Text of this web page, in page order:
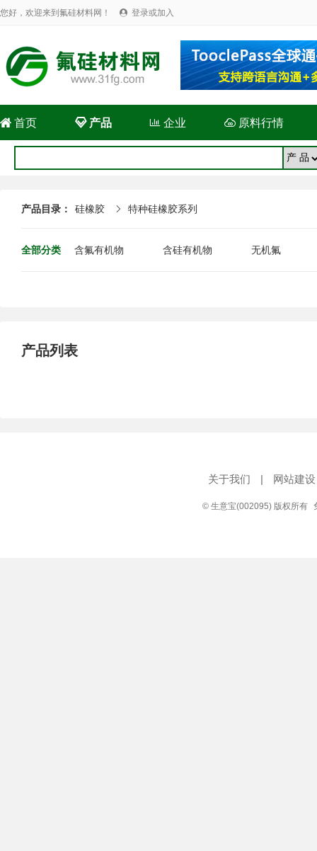
您好，欢迎来到氟硅材料网！  登录或加入
 首页 产品  企业 原料行情
产品目录： 硅橡胶  特种硅橡胶系列
全部分类 含氟有机物 含硅有机物 无机氟
产品列表
关于我们 | 网站建设
© 生意宝(002095) 版权所有